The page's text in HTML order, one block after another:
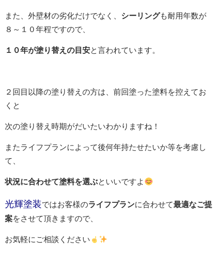
また、外壁材の劣化だけでなく、 シーリングも耐用年数が
８～１０年程ですので、
１０年が塗り替えの目安と言われています。
２回目以降の塗り替えの方は、前回塗った塗料を控えてお
くと
次の塗り替え時期がだいたいわかりますね！
またライフプランによって後何年持たせたいか等を考慮し
て、
状況に合わせて塗料を選ぶといいですよ
光輝塗装ではお客様のライフプランに合わせて最適なご提
案をさせて頂きますので、
お気軽にご相談ください